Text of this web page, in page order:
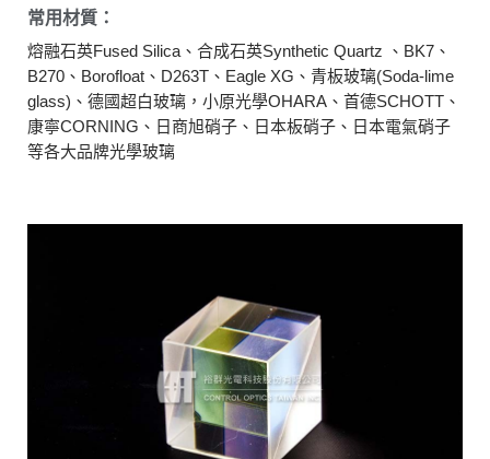
常用材質：
熔融石英Fused Silica、合成石英Synthetic Quartz 、BK7、
B270、Borofloat、D263T、Eagle XG、青板玻璃(Soda-lime
glass)、德國超白玻璃，小原光學OHARA、首德SCHOTT、
康寧CORNING、日商旭硝子、日本板硝子、日本電氣硝子
等各大品牌光學玻璃